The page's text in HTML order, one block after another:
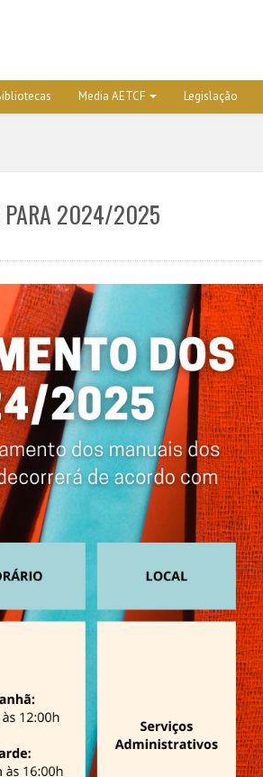
Media AETCF Legislação
PARA 2024/2025